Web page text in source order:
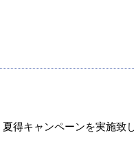
得キャンペーンを実施致